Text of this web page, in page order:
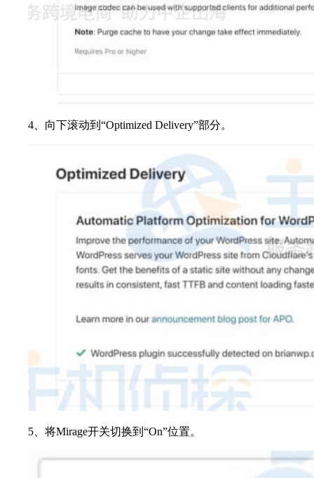
4、向下滚动到“Optimized Delivery”部分。
5、将Mirage开关切换到“On”位置。